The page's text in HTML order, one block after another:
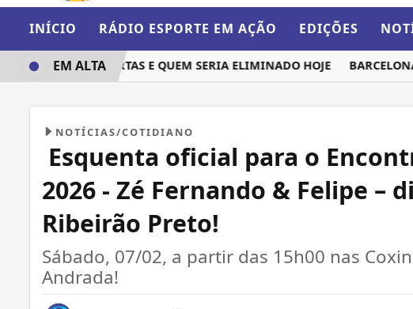
INÍCIO RÁDIO ESPORTE EM AÇÃO EDIÇÕES
IRIA ÀS QUARTAS E QUEM SERIA ELIMINADO HOJE BARCELONA E
EM ALTA
NOTÍCIAS/COTIDIANO
Esquenta oficial para o
2026 - Zé Fernando & Felipe –
Ribeirão Preto!
Sábado, 07/02, a partir das 15h00 nas
Andrada!